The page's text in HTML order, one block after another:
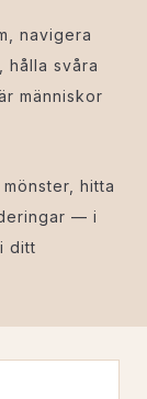
navigera
hålla svåra
människor
hitta
— i
ditt